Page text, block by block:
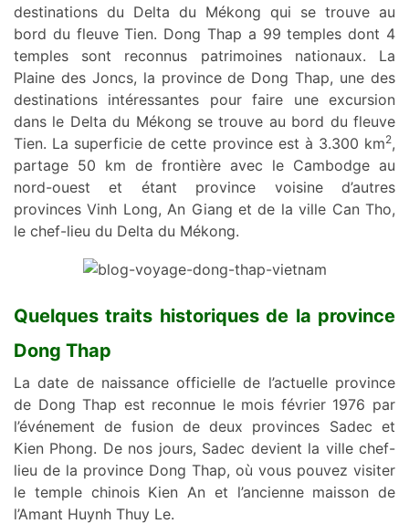
destinations du Delta du Mékong qui se trouve au
bord du fleuve Tien. Dong Thap a 99 temples dont 4
temples sont reconnus patrimoines nationaux. La
Plaine des Joncs, la province de Dong Thap, une des
destinations intéressantes pour faire une excursion
dans le Delta du Mékong se trouve au bord du fleuve
Tien. La superficie de cette province est à 3.300 km2,
partage 50 km de frontière avec le Cambodge au
nord-ouest et étant province voisine d’autres
provinces Vinh Long, An Giang et de la ville Can Tho,
le chef-lieu du Delta du Mékong.
Quelques traits historiques de la province
Dong Thap
La date de naissance officielle de l’actuelle province
de Dong Thap est reconnue le mois février 1976 par
l’événement de fusion de deux provinces Sadec et
Kien Phong. De nos jours, Sadec devient la ville chef-
lieu de la province Dong Thap, où vous pouvez visiter
le temple chinois Kien An et l’ancienne maisson de
l’Amant Huynh Thuy Le.